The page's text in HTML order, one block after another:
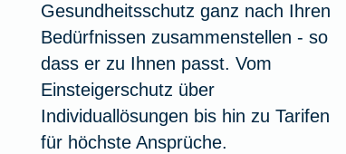
Oldtimersammlungsversicherung
Zur Produktübersicht
Gesundheitsschutz ganz nach Ihren
Bedürfnissen zusammenstellen - so
dass er zu Ihnen passt. Vom
Einsteigerschutz über
Individuallösungen bis hin zu Tarifen
für höchste Ansprüche.